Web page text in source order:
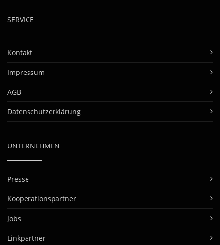
SERVICE
Kontakt
Impressum
AGB
Datenschutzerklärung
UNTERNEHMEN
Presse
Kooperationspartner
Jobs
Linkpartner